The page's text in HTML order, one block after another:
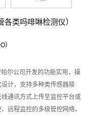
类吗啡啉检测仪）
）
尔公司开发的功能实用，操
计，支持多种类传感器接
通讯方式上传至监控平台或
远程监控的多级管控网络，